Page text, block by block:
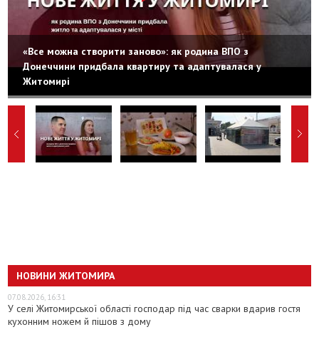
«Все можна створити заново»: як родина ВПО з
Донеччини придбала квартиру та адаптувалася у
Житомирі
НОВИНИ ЖИТОМИРА
07.08.2026, 16:31
У селі Житомирської області господар під час сварки вдарив гостя
кухонним ножем й пішов з дому